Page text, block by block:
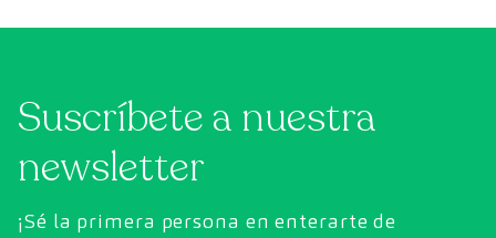
Suscríbete a nuestra
newsletter
¡Sé la primera persona en enterarte de